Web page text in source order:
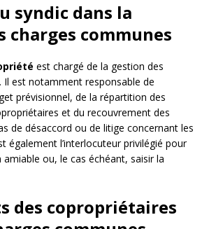
syndic dans la
charges communes
est chargé de la gestion des
Il est notamment responsable de
prévisionnel, de la répartition des
et du recouvrement des
de désaccord ou de litige concernant les
également l’interlocuteur privilégié pour
ou, le cas échéant, saisir la
des copropriétaires